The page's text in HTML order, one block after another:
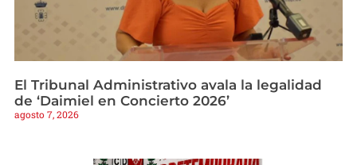
El Tribunal Administrativo avala la legalidad
de ‘Daimiel en Concierto 2026’
agosto 7, 2026